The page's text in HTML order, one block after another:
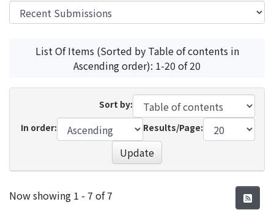
List Of Items (Sorted by Table of contents in
Ascending order): 1-20 of 20
Sort by:
In order:
Results/Page:
Update
Recent Submissions
Now showing 1 - 7 of 7